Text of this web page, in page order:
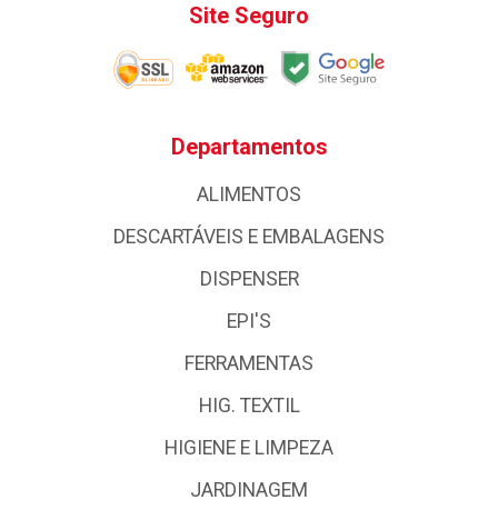
Site Seguro
Departamentos
ALIMENTOS
DESCARTÁVEIS E EMBALAGENS
DISPENSER
EPI'S
FERRAMENTAS
HIG. TEXTIL
HIGIENE E LIMPEZA
JARDINAGEM